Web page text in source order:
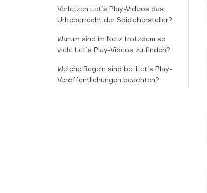
Verletzen Let`s Play-Videos das
Urheberrecht der Spielehersteller?
Warum sind im Netz trotzdem so
viele Let`s Play-Videos zu finden?
Welche Regeln sind bei Let`s Play-
Veröffentlichungen beachten?